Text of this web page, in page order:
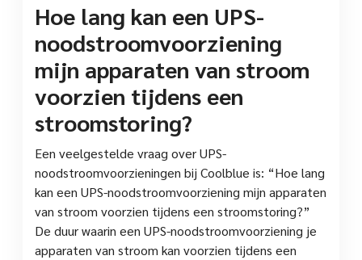
Hoe lang kan een UPS-
noodstroomvoorziening
mijn apparaten van stroom
voorzien tijdens een
stroomstoring?
Een veelgestelde vraag over UPS-
noodstroomvoorzieningen bij Coolblue is: “Hoe lang
kan een UPS-noodstroomvoorziening mijn apparaten
van stroom voorzien tijdens een stroomstoring?”
De duur waarin een UPS-noodstroomvoorziening je
apparaten van stroom kan voorzien tijdens een